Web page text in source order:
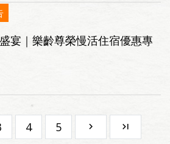
宴｜樂齡尊榮慢活住宿優惠專
4 5